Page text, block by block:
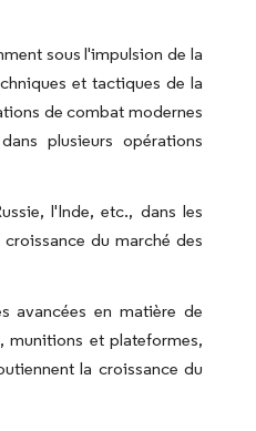
sous l'impulsion de la
et tactiques de la
de combat modernes
plusieurs opérations
l'Inde, etc., dans les
du marché des
avancées en matière de
munitions et plateformes,
la croissance du